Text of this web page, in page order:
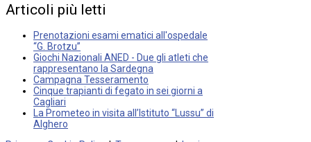
Articoli più letti
Prenotazioni esami ematici all'ospedale
“G. Brotzu”
Giochi Nazionali ANED - Due gli atleti che
rappresentano la Sardegna
Campagna Tesseramento
Cinque trapianti di fegato in sei giorni a
Cagliari
La Prometeo in visita all’Istituto “Lussu” di
Alghero